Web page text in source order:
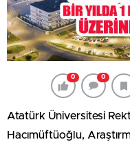
0 0
Atatürk Üniversitesi
Hacımüftüoğlu,